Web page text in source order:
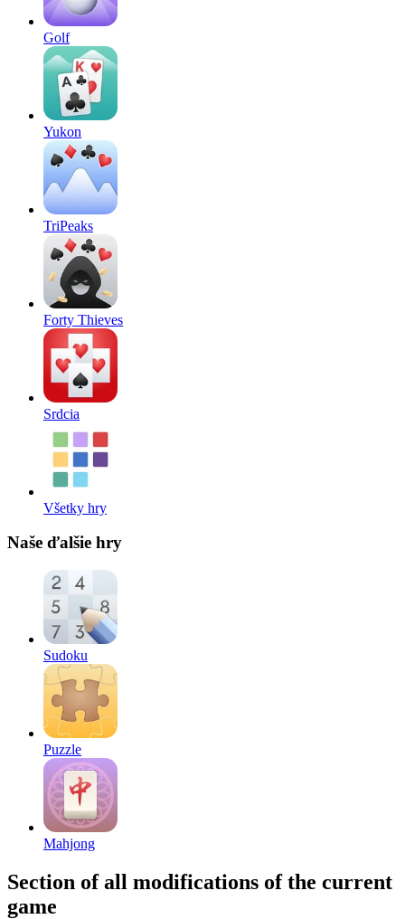
Golf
Yukon
TriPeaks
Forty Thieves
Srdcia
Všetky hry
Naše ďalšie hry
Sudoku
Puzzle
Mahjong
Section of all modifications of the current
game